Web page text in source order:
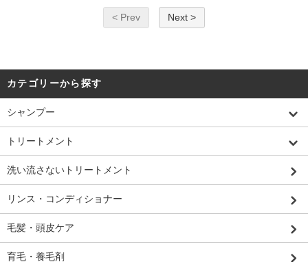
< Prev Next >
カテゴリーから探す
シャンプー
トリートメント
洗い流さないトリートメント
リンス・コンディショナー
毛髪・頭皮ケア
育毛・養毛剤